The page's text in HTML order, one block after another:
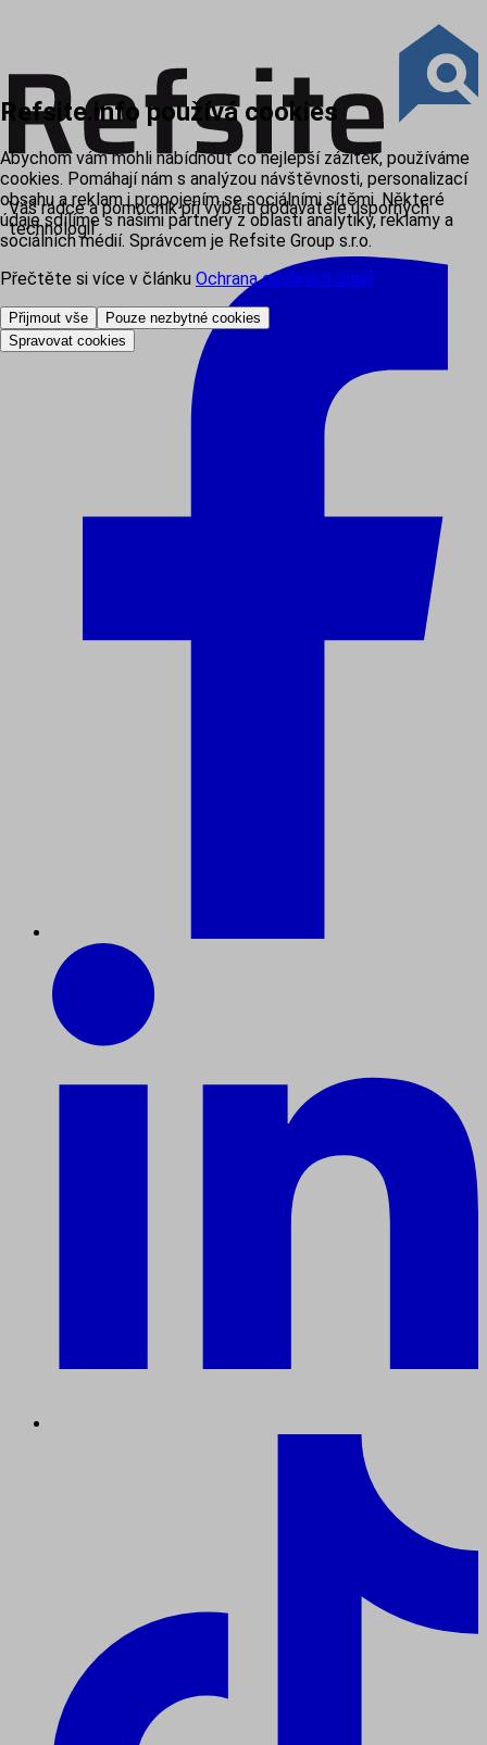
Váš rádce a pomocník při výběru dodavatele úsporných
technologií
Refsite.info používá cookies
Abychom vám mohli nabídnout co nejlepší zážitek, používáme
cookies. Pomáhají nám s analýzou návštěvnosti, personalizací
obsahu a reklam i propojením se sociálními sítěmi. Některé
údaje sdílíme s našimi partnery z oblasti analytiky, reklamy a
sociálních médií. Správcem je Refsite Group s.r.o.
Přečtěte si více v článku Ochrana osobních údajů.
Přijmout vše
Pouze nezbytné cookies
Spravovat cookies